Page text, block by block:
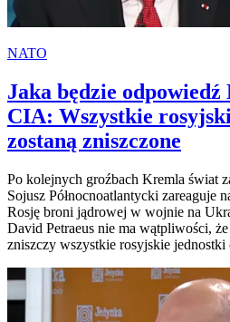
NATO
Jaka będzie odpowiedź
CIA: Wszystkie
zostaną zniszczone
Po kolejnych groźbach Kremla świat
Sojusz Północnoatlantycki zareaguje
Rosję broni jądrowej w wojnie na
David Petraeus nie ma wątpliwości,
zniszczy wszystkie rosyjskie jednostki